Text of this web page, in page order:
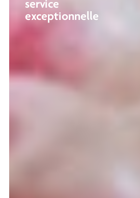
service
exceptionnelle